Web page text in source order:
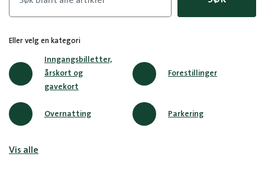
Eller velg en kategori
Inngangsbilletter,
årskort og
gavekort
Forestillinger
Overnatting Parkering
Vis alle